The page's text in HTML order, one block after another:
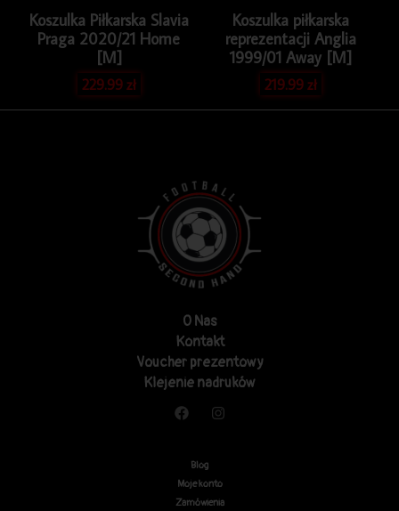
Koszulka Piłkarska Slavia
Praga 2020/21 Home
[M]
229.99zł
Koszulka piłkarska
reprezentacji Anglia
1999/01 Away [M]
219.99zł
O Nas
Kontakt
Voucher prezentowy
Klejenie nadruków
Blog
Moje konto
Zamówienia